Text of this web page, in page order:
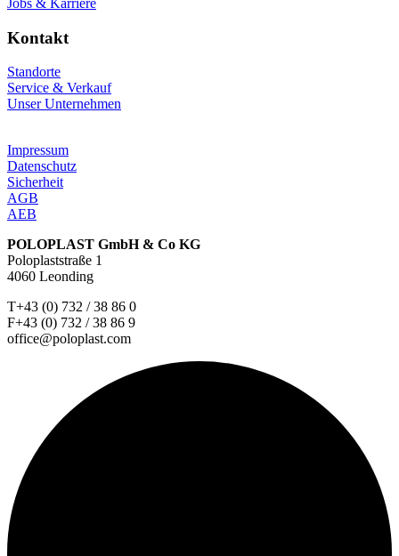
Jobs & Karriere
Kontakt
Standorte
Service & Verkauf
Unser Unternehmen
Impressum
Datenschutz
Sicherheit
AGB
AEB
POLOPLAST GmbH & Co KG
Poloplaststraße 1
4060 Leonding
T+43 (0) 732 / 38 86 0
F+43 (0) 732 / 38 86 9
office@poloplast.com